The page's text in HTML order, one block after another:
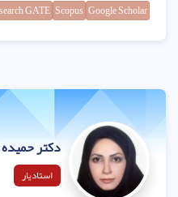
Google Scholar
Scopus
GATE
دکتر
استادیار